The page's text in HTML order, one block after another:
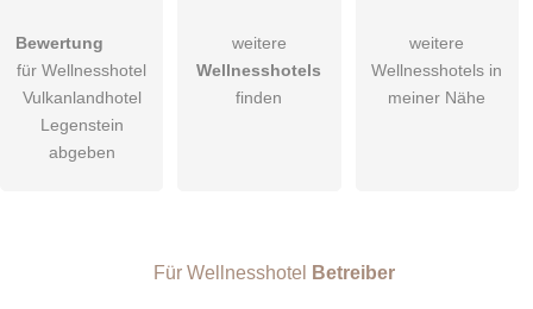
DieDatenschutzerklärunghabe ich zur Kenntnis genommen.
öffentliche Frage stellen
Wellnesshotel-Eintrag zu stellen.
Bewertung
für Wellnesshotel
Vulkanlandhotel
Legenstein
abgeben
weitere
Wellnesshotels
finden
weitere
Wellnesshotels in
meiner Nähe
Für Wellnesshotel Betreiber